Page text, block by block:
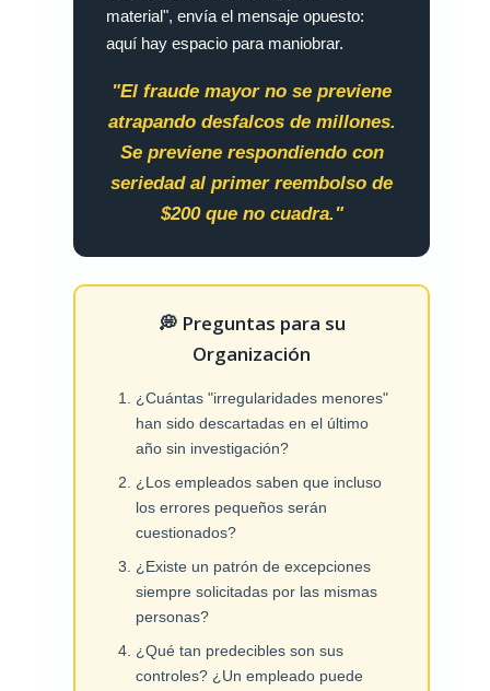
material", envía el mensaje opuesto:
aquí hay espacio para maniobrar.
"El fraude mayor no se previene
atrapando desfalcos de millones.
Se previene respondiendo con
seriedad al primer reembolso de
$200 que no cuadra."
💭 Preguntas para su
Organización
¿Cuántas "irregularidades menores"
han sido descartadas en el último
año sin investigación?
¿Los empleados saben que incluso
los errores pequeños serán
cuestionados?
¿Existe un patrón de excepciones
siempre solicitadas por las mismas
personas?
¿Qué tan predecibles son sus
controles? ¿Un empleado puede